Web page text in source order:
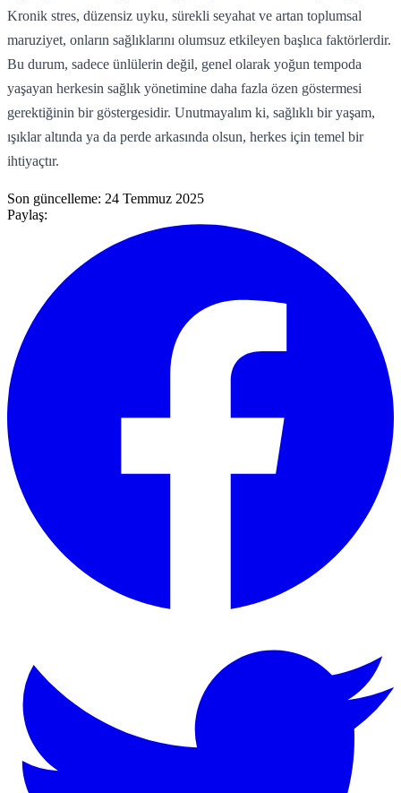
Kronik stres, düzensiz uyku, sürekli seyahat ve artan toplumsal
maruziyet, onların sağlıklarını olumsuz etkileyen başlıca faktörlerdir.
Bu durum, sadece ünlülerin değil, genel olarak yoğun tempoda
yaşayan herkesin sağlık yönetimine daha fazla özen göstermesi
gerektiğinin bir göstergesidir. Unutmayalım ki, sağlıklı bir yaşam,
ışıklar altında ya da perde arkasında olsun, herkes için temel bir
ihtiyaçtır.
Son güncelleme: 24 Temmuz 2025
Paylaş: